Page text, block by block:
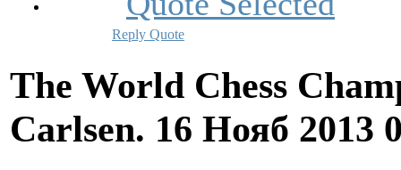
Reply Quote
The World Chess
Carlsen. 16 Нояб 2013